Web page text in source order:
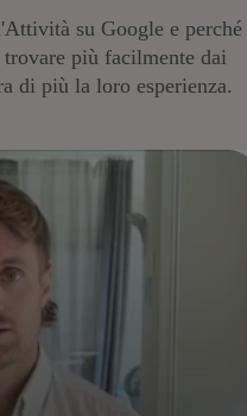
su Google e perché
più facilmente dai
di più la loro esperienza.